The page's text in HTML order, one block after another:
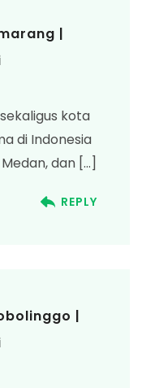
|
kota
di Indonesia
dan […]
REPLY
|